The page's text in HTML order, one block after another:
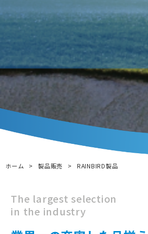
ホーム > 製品販売 > RAINBIRD製品
The largest selection
in the industry